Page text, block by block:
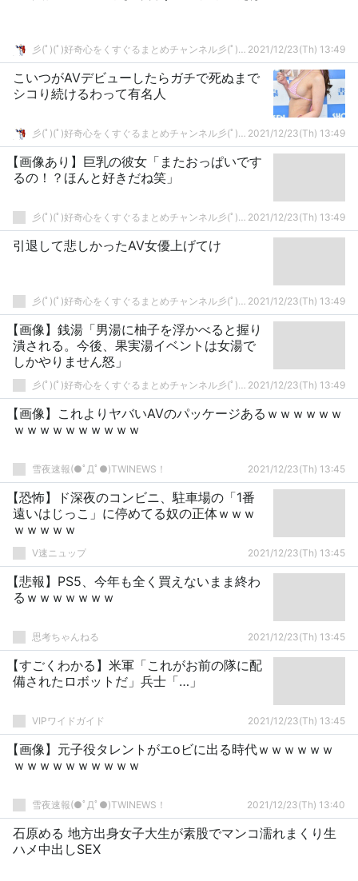
彡(ﾟ)(ﾟ)好奇心をくすぐるまとめチャンネル彡(ﾟ)(ﾟ) 2021/12/23(Th) 13:49
こいつがAVデビューしたらガチで死ぬまで
シコり続けるわって有名人
彡(ﾟ)(ﾟ)好奇心をくすぐるまとめチャンネル彡(ﾟ)(ﾟ) 2021/12/23(Th) 13:49
【画像あり】巨乳の彼女「またおっぱいです
るの！？ほんと好きだね笑」
彡(ﾟ)(ﾟ)好奇心をくすぐるまとめチャンネル彡(ﾟ)(ﾟ) 2021/12/23(Th) 13:49
引退して悲しかったAV女優上げてけ
彡(ﾟ)(ﾟ)好奇心をくすぐるまとめチャンネル彡(ﾟ)(ﾟ) 2021/12/23(Th) 13:49
【画像】銭湯「男湯に柚子を浮かべると握り
潰される。今後、果実湯イベントは女湯で
しかやりません怒」
彡(ﾟ)(ﾟ)好奇心をくすぐるまとめチャンネル彡(ﾟ)(ﾟ) 2021/12/23(Th) 13:49
【画像】これよりヤバいAVのパッケージあるｗｗｗｗｗｗ
ｗｗｗｗｗｗｗｗｗｗ
雪夜速報(●ﾟДﾟ●)TWINEWS！ 2021/12/23(Th) 13:45
【恐怖】ド深夜のコンビニ、駐車場の「1番
遠いはじっこ」に停めてる奴の正体ｗｗｗ
ｗｗｗｗｗ
V速ニュップ 2021/12/23(Th) 13:45
【悲報】PS5、今年も全く買えないまま終わ
るｗｗｗｗｗｗｗ
思考ちゃんねる 2021/12/23(Th) 13:45
【すごくわかる】米軍「これがお前の隊に配
備されたロボットだ」兵士「…」
VIPワイドガイド 2021/12/23(Th) 13:45
【画像】元子役タレントがエoビに出る時代ｗｗｗｗｗｗ
ｗｗｗｗｗｗｗｗｗｗ
雪夜速報(●ﾟДﾟ●)TWINEWS！ 2021/12/23(Th) 13:40
石原める 地方出身女子大生が素股でマンコ濡れまくり生
ハメ中出しSEX